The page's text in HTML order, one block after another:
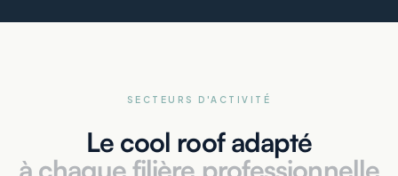
SECTEURS D'ACTIVITÉ
Le cool roof adapté
à chaque filière professionnelle